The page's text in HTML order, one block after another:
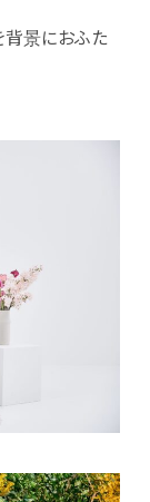
背景におふた